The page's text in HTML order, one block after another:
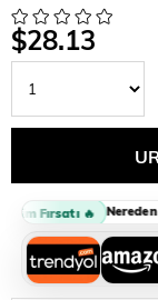
$28.13
Fırsatı 🔥 Nereden